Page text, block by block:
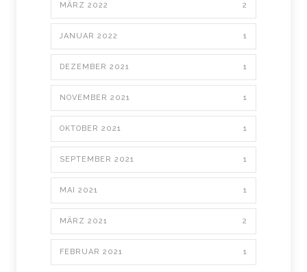
MÄRZ 2022 2
JANUAR 2022 1
DEZEMBER 2021 1
NOVEMBER 2021 1
OKTOBER 2021 1
SEPTEMBER 2021 1
MAI 2021 1
MÄRZ 2021 2
FEBRUAR 2021 1